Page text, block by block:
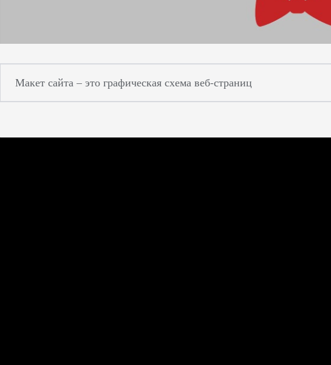
Макет сайта – это графическая схема веб-страниц